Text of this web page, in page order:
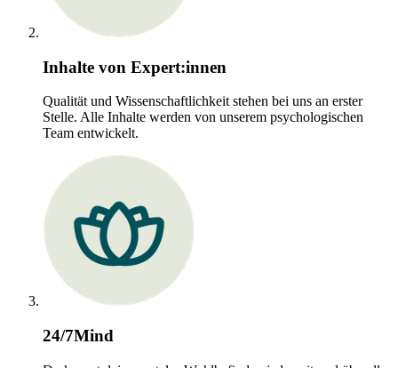
Inhalte von Expert:innen
Qualität und Wissenschaftlichkeit stehen bei uns an erster
Stelle. Alle Inhalte werden von unserem psychologischen
Team entwickelt.
24/7Mind